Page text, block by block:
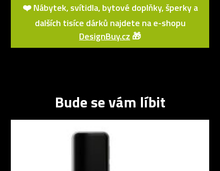
❤️ Nábytek, svítidla, bytové doplňky, šperky a
dalších tisíce dárků najdete na e-shopu
DesignBuy.cz 🎁
Bude se vám líbit